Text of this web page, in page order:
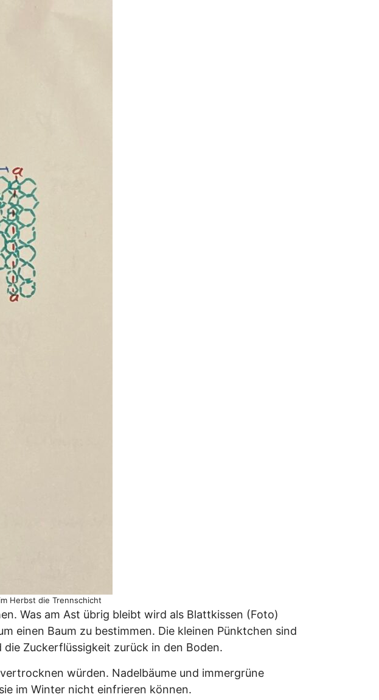
Herbst die Trennschicht
Was am Ast übrig bleibt wird als Blattkissen (Foto)
einen Baum zu bestimmen. Die kleinen Pünktchen sind
Zuckerflüssigkeit zurück in den Boden.
würden. Nadelbäume und immergrüne
im Winter nicht einfrieren können.